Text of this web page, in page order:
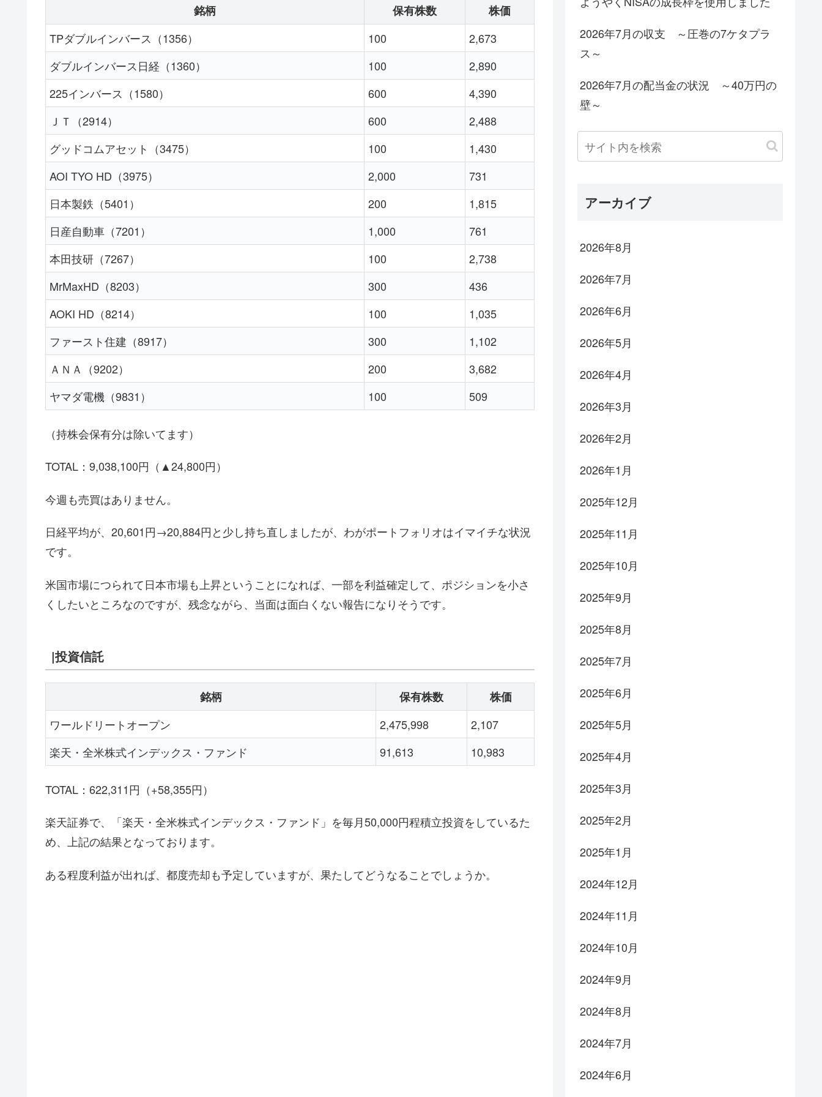
銘柄 保有株数
株価
TPダブルインバース（1356）
100
2,673
ダブルインバース日経（1360）
100
2,890
225インバース（1580）
600
4,390
ＪＴ（2914）
600
2,488
グッドコムアセット（3475）
100
1,430
AOI TYO HD（3975）
2,000
731
日本製鉄（5401）
200
1,815
日産自動車（7201）
1,000
761
本田技研（7267）
100
2,738
MrMaxHD（8203）
300
436
AOKI HD（8214）
100
1,035
ファースト住建（8917）
300
1,102
ＡＮＡ（9202）
200
3,682
ヤマダ電機（9831）
100 509
（持株会保有分は除いてます）
TOTAL：9,038,100円（▲24,800円）
今週も売買はありません。
日経平均が、20,601円→20,884円と少し持ち直しましたが、わがポートフォリオはイマイチな状況
です。
米国市場につられて日本市場も上昇ということになれば、一部を利益確定して、ポジションを小さ
くしたいところなのですが、残念ながら、当面は面白くない報告になりそうです。
|投資信託
銘柄 保有株数
株価
ワールドリートオープン
2,475,998
2,107
楽天・全米株式インデックス・ファンド
91,613 10,983
TOTAL：622,311円（+58,355円）
楽天証券で、「楽天・全米株式インデックス・ファンド」を毎月50,000円程積立投資をしているた
め、上記の結果となっております。
ある程度利益が出れば、都度売却も予定していますが、果たしてどうなることでしょうか。
2026年7月の収支 ～圧巻の7ケタプラ
ス～
2026年7月の配当金の状況 ～40万円の
壁～
アーカイブ
2026年8月
2026年7月
2026年6月
2026年5月
2026年4月
2026年3月
2026年2月
2026年1月
2025年12月
2025年11月
2025年10月
2025年9月
2025年8月
2025年7月
2025年6月
2025年5月
2025年4月
2025年3月
2025年2月
2025年1月
2024年12月
2024年11月
2024年10月
2024年9月
2024年8月
2024年7月
2024年6月